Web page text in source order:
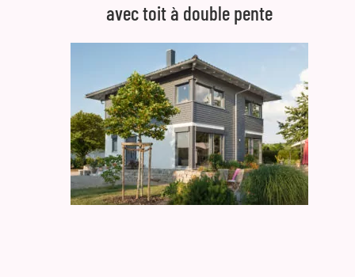
avec toit à double pente